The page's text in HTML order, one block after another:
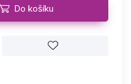
Do košíku